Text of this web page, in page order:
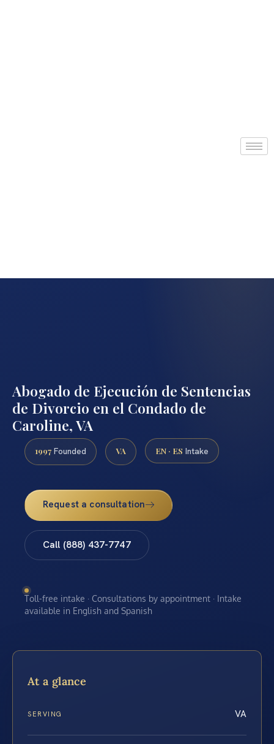
Abogado de Ejecución de Sentencias
de Divorcio en el Condado de
Caroline, VA
1997 Founded VA EN · ES Intake
Request a consultation
Call (888) 437-7747
Toll-free intake · Consultations by appointment · Intake
available in English and Spanish
At a glance
SERVING VA